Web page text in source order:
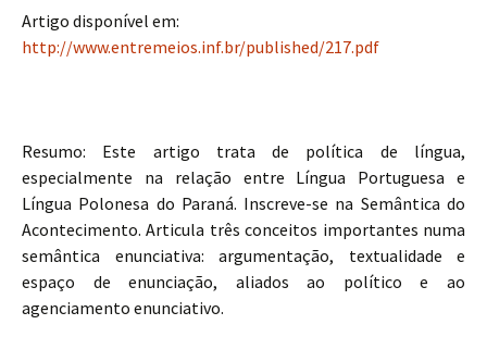
Artigo disponível em:
http://www.entremeios.inf.br/published/217.pdf
Resumo: Este artigo trata de política de língua,
especialmente na relação entre Língua Portuguesa e
Língua Polonesa do Paraná. Inscreve-se na Semântica do
Acontecimento. Articula três conceitos importantes numa
semântica enunciativa: argumentação, textualidade e
espaço de enunciação, aliados ao político e ao
agenciamento enunciativo.